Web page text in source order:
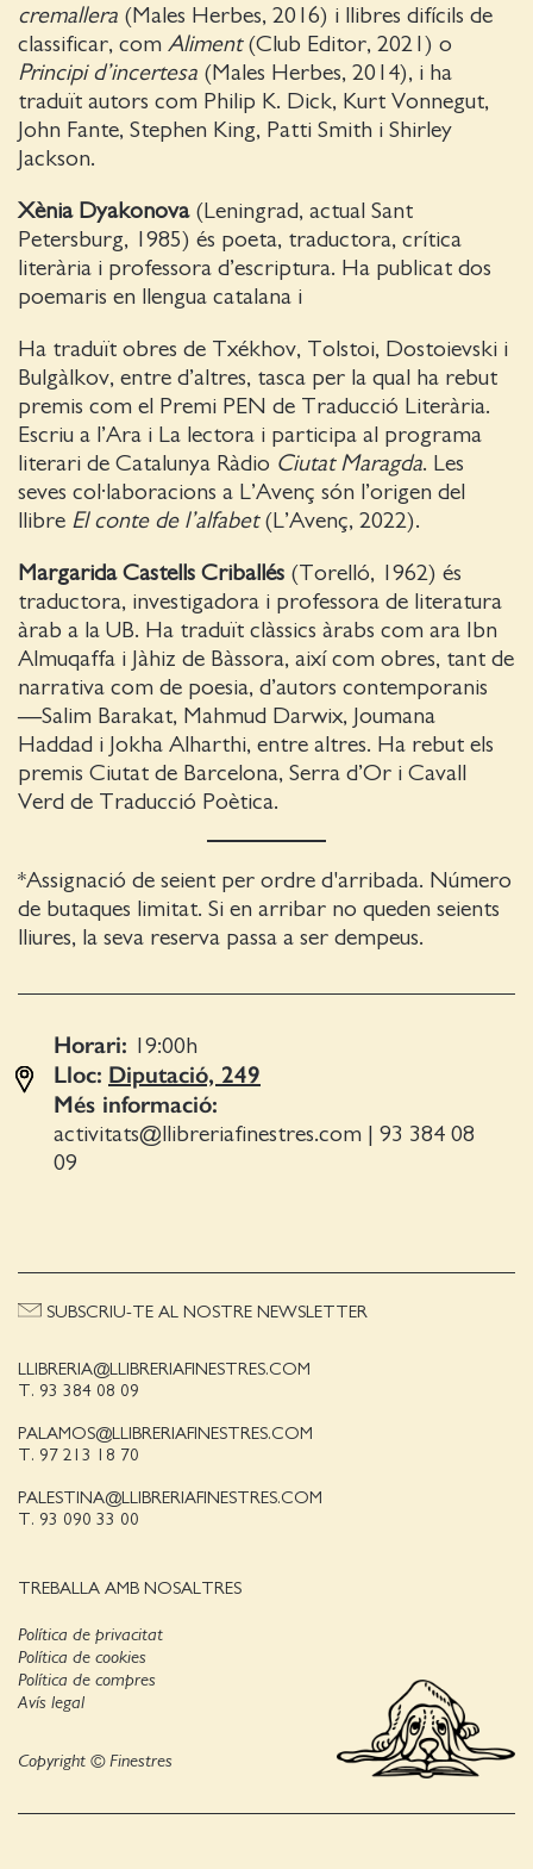
cremallera (Males Herbes, 2016) i llibres difícils de
classificar, com Aliment (Club Editor, 2021) o
Principi d’incertesa (Males Herbes, 2014), i ha
traduït autors com Philip K. Dick, Kurt Vonnegut,
John Fante, Stephen King, Patti Smith i Shirley
Jackson.
Xènia Dyakonova(Leningrad, actual Sant
Petersburg, 1985) és poeta, traductora, crítica
literària i professora d’escriptura. Ha publicat dos
poemaris en llengua catalana i
Ha traduït obres de Txékhov, Tolstoi, Dostoievski i
Bulgàlkov, entre d’altres, tasca per la qual ha rebut
premis com el Premi PEN de Traducció Literària.
Escriu a l’Ara i La lectora i participa al programa
literari de Catalunya Ràdio Ciutat Maragda. Les
seves col·laboracions a L’Avenç són l’origen del
llibre El conte de l’alfabet (L’Avenç, 2022).
Margarida Castells Criballés (Torelló, 1962) és
traductora, investigadora i professora de literatura
àrab a la UB. Ha traduït clàssics àrabs com ara Ibn
Almuqaffa i Jàhiz de Bàssora, així com obres, tant de
narrativa com de poesia, d’autors contemporanis
—Salim Barakat, Mahmud Darwix, Joumana
Haddad i Jokha Alharthi, entre altres. Ha rebut els
premis Ciutat de Barcelona, Serra d’Or i Cavall
Verd de Traducció Poètica.
*Assignació de seient per ordre d'arribada. Número
de butaques limitat. Si en arribar no queden seients
lliures, la seva reserva passa a ser dempeus.
Horari: 19:00 h
Lloc: Diputació, 249
Més informació:
activitats@llibreriafinestres.com
93 384 08
09
LLIBRERIA@LLIBRERIAFINESTRES.COM
T. 93 384 08 09
PALAMOS@LLIBRERIAFINESTRES.COM
T. 97 213 18 70
PALESTINA@LLIBRERIAFINESTRES.COM
T. 93 090 33 00
TREBALLA AMB NOSALTRES
SUBSCRIU-TE AL NOSTRE NEWSLETTER
Política de privacitat
Política de cookies
Avís legal
Política de compres
Copyright © Finestres